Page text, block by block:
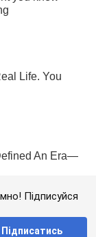
Підписуйся
Підписатись